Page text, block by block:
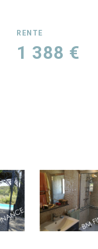
RENTE
1 388 €